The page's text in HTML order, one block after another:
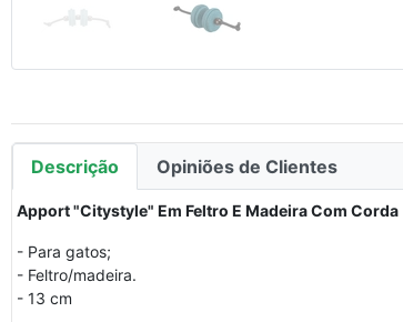
Descrição Opiniões de Clientes
Apport "Citystyle" Em Feltro E Madeira Com Corda
- Para gatos;
- Feltro/madeira.
- 13 cm